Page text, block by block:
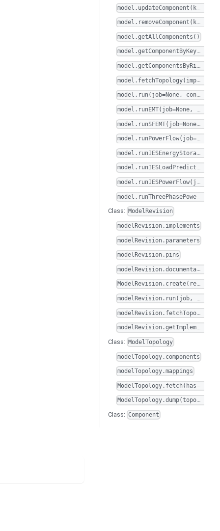
model.updateComponent(key, label=None, args=None, pins=None, canvas=None, position=None, size=None)
model.getAllComponents()
model.getComponentByKey(componentKey)
model.fetchTopology(implementType, config, maximumDepth)
model.runSFEMT(job=None, config=None, stop_on_entry=None, **kwargs)
model.runIESEnergyStoragePlan(job=None, config=None, **kwargs)
model.runIESLoadPrediction(job=None, config=None, **kwargs)
model.runThreePhasePowerFlow(job=None, config=None, **kwargs)
Class: ModelRevision
modelRevision.implements
modelRevision.parameters
modelRevision.pins
modelRevision.documentation
ModelRevision.create(revision, parentHash=None)
modelRevision.fetchTopology(implementType, config, maximumDepth)
Class: ModelTopology
modelTopology.components
modelTopology.mappings
ModelTopology.fetch(hash, implementType, config, maximumDepth=None)
ModelTopology.dump(topology, filePath, indent=None)
Class: Component